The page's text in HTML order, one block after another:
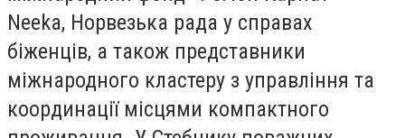
Neeka, Норвезька рада у справах
біженців, а також представники
міжнародного кластеру з управління та
координації місцями компактного